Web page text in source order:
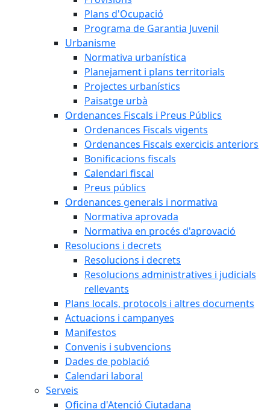
Plans d'Ocupació
Programa de Garantia Juvenil
Urbanisme
Normativa urbanística
Planejament i plans territorials
Projectes urbanístics
Paisatge urbà
Ordenances Fiscals i Preus Públics
Ordenances Fiscals vigents
Ordenances Fiscals exercicis anteriors
Bonificacions fiscals
Calendari fiscal
Preus públics
Ordenances generals i normativa
Normativa aprovada
Normativa en procés d'aprovació
Resolucions i decrets
Resolucions i decrets
Resolucions administratives i judicials
rellevants
Plans locals, protocols i altres documents
Actuacions i campanyes
Manifestos
Convenis i subvencions
Dades de població
Calendari laboral
Serveis
Oficina d'Atenció Ciutadana